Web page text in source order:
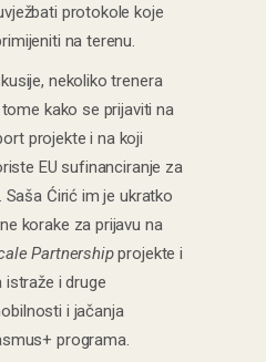
protokole koje
na terenu.
nekoliko trenera
kako se prijaviti na
projekte i na koji
EU sufinanciranje za
Saša Ćirić im je ukratko
korake za prijavu na
Partnershipprojekte i
i druge
i jačanja
programa.